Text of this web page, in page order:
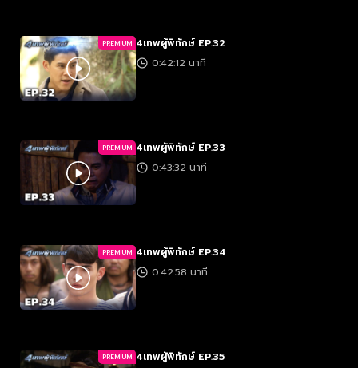
PREMIUM 4เทพผู้พิทักษ์ EP.32
0:42:12 นาที
PREMIUM 4เทพผู้พิทักษ์ EP.33
0:43:32 นาที
PREMIUM 4เทพผู้พิทักษ์ EP.34
0:42:58 นาที
PREMIUM 4เทพผู้พิทักษ์ EP.35